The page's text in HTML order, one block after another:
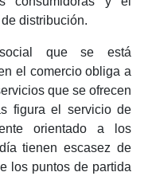
distribución.
que se está
el comercio obliga a
que se ofrecen
figura el servicio de
orientado a los
tienen escasez de
los puntos de partida